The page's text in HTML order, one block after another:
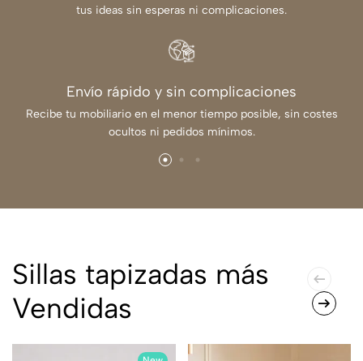
tus ideas sin esperas ni complicaciones.
Envío rápido y sin complicaciones
Recibe tu mobiliario en el menor tiempo posible, sin costes
ocultos ni pedidos mínimos.
Sillas tapizadas más
Vendidas